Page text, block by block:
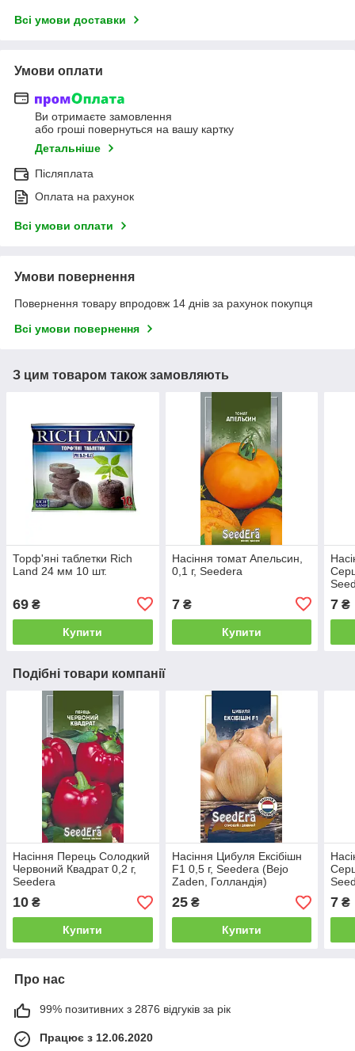
Всі умови доставки
Умови оплати
Ви отримаєте замовлення
або гроші повернуться на вашу картку
Детальніше
Післяплата
Оплата на рахунок
Всі умови оплати
Умови повернення
Повернення товару впродовж 14 днів за рахунок покупця
Всі умови повернення
З цим товаром також замовляють
Торф'яні таблетки Rich
Land 24 мм 10 шт.
69 ₴
Купити
Насіння томат Апельсин,
0,1 г, Seedera
7₴
Купити
7 ₴
Подібні товари компанії
Насіння Перець Солодкий
Червоний Квадрат 0,2 г,
Seedera
10 ₴
Купити
Насіння Цибуля Ексібішн
F1 0,5 г, Seedera (Bejo
Zaden, Голландія)
25₴
Купити
7 ₴
Про нас
99% позитивних з 2876 відгуків за рік
Працює з 12.06.2020